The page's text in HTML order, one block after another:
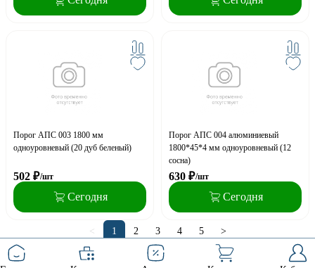
Порог АПС 003 1800 мм
одноуровневый (20 дуб беленый)
502 ₽/шт
Сегодня
Порог АПС 004 алюминиевый
1800*45*4 мм одноуровневый (12
сосна)
630 ₽/шт
Сегодня
< 1 2 3 4 5 >